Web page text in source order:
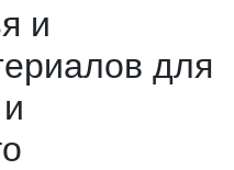
и
для